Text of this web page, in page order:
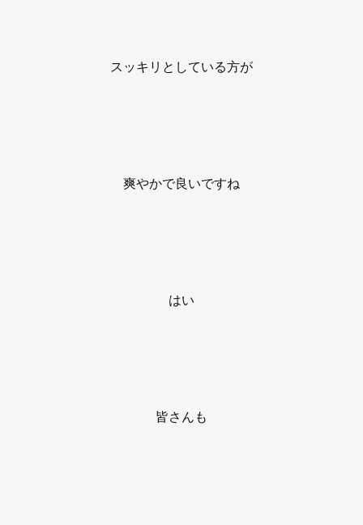
スッキリとしている方が
爽やかで良いですね
はい
皆さんも